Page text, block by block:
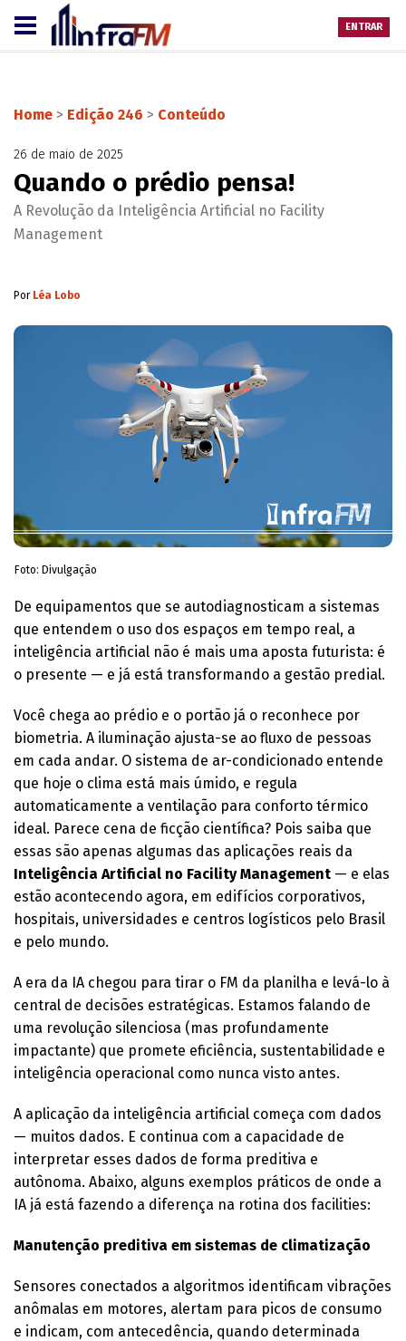
ENTRAR
Home > Edição 246 > Conteúdo
26 de maio de 2025
Quando o prédio pensa!
A Revolução da Inteligência Artificial no Facility
Management
Por Léa Lobo
Foto: Divulgação
De equipamentos que se autodiagnosticam a sistemas
que entendem o uso dos espaços em tempo real, a
inteligência artificial não é mais uma aposta futurista: é
o presente — e já está transformando a gestão predial.
Você chega ao prédio e o portão já o reconhece por
biometria. A iluminação ajusta-se ao fluxo de pessoas
em cada andar. O sistema de ar-condicionado entende
que hoje o clima está mais úmido, e regula
automaticamente a ventilação para conforto térmico
ideal. Parece cena de ficção científica? Pois saiba que
essas são apenas algumas das aplicações reais da
Inteligência Artificial no Facility Management — e elas
estão acontecendo agora, em edifícios corporativos,
hospitais, universidades e centros logísticos pelo Brasil
e pelo mundo.
A era da IA chegou para tirar o FM da planilha e levá-lo à
central de decisões estratégicas. Estamos falando de
uma revolução silenciosa (mas profundamente
impactante) que promete eficiência, sustentabilidade e
inteligência operacional como nunca visto antes.
A aplicação da inteligência artificial começa com dados
— muitos dados. E continua com a capacidade de
interpretar esses dados de forma preditiva e
autônoma. Abaixo, alguns exemplos práticos de onde a
IA já está fazendo a diferença na rotina dos facilities:
Manutenção preditiva em sistemas de climatização
Sensores conectados a algoritmos identificam vibrações
anômalas em motores, alertam para picos de consumo
e indicam, com antecedência, quando determinada